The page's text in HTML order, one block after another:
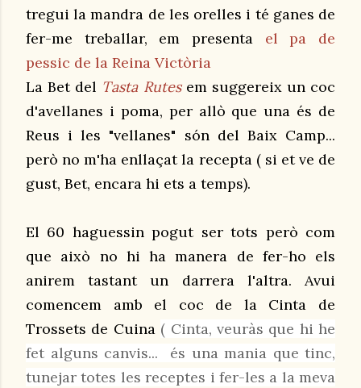
tregui la mandra de les orelles i té ganes de
fer-me treballar, em presenta el pa de
pessic de la Reina Victòria
La Bet del Tasta Rutesem suggereix un coc
d'avellanes i poma, per allò que una és de
Reus i les "vellanes" són del Baix Camp...
però no m'ha enllaçat la recepta ( si et ve de
gust, Bet, encara hi ets a temps).
El 60 haguessin pogut ser tots però com
que això no hi ha manera de fer-ho els
anirem tastant un darrera l'altra. Avui
comencem amb el coc de la Cinta de
Trossets de Cuina ( Cinta, veuràs que hi he
fet alguns canvis... és una mania que tinc,
tunejar totes les receptes i fer-les a la meva